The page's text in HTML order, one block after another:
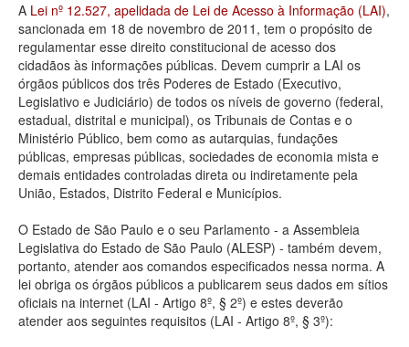
A Lei nº 12.527, apelidada de Lei de Acesso à Informação (LAI),
sancionada em 18 de novembro de 2011, tem o propósito de
regulamentar esse direito constitucional de acesso dos
cidadãos às informações públicas. Devem cumprir a LAI os
órgãos públicos dos três Poderes de Estado (Executivo,
Legislativo e Judiciário) de todos os níveis de governo (federal,
estadual, distrital e municipal), os Tribunais de Contas e o
Ministério Público, bem como as autarquias, fundações
públicas, empresas públicas, sociedades de economia mista e
demais entidades controladas direta ou indiretamente pela
União, Estados, Distrito Federal e Municípios.
O Estado de São Paulo e o seu Parlamento - a Assembleia
Legislativa do Estado de São Paulo (ALESP) - também devem,
portanto, atender aos comandos especificados nessa norma. A
lei obriga os órgãos públicos a publicarem seus dados em sítios
oficiais na internet (LAI - Artigo 8º, § 2º) e estes deverão
atender aos seguintes requisitos (LAI - Artigo 8º, § 3º):